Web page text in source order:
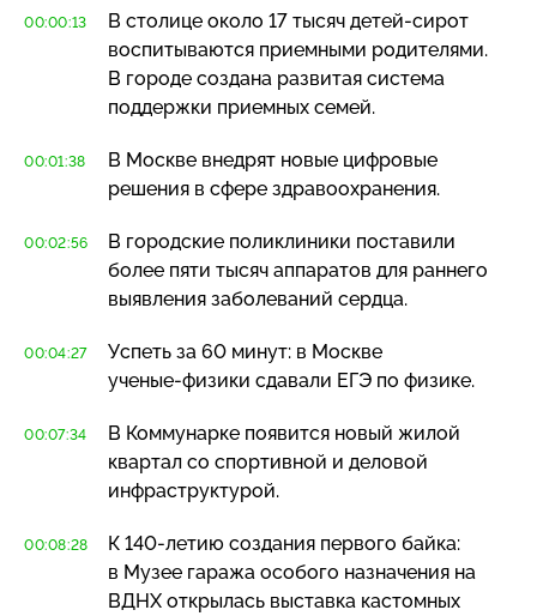
00:00:13 В столице около 17 тысяч детей-сирот
воспитываются приемными родителями.
В городе создана развитая система
поддержки приемных семей.
00:01:38
В Москве внедрят новые цифровые
решения в сфере здравоохранения.
00:02:56
В городские поликлиники поставили
более пяти тысяч аппаратов для раннего
выявления заболеваний сердца.
00:04:27
Успеть за 60 минут: в Москве
ученые-физики сдавали ЕГЭ по физике.
00:07:34
В Коммунарке появится новый жилой
квартал со спортивной и деловой
инфраструктурой.
00:08:28 К 140-летию создания первого байка:
в Музее гаража особого назначения на
ВДНХ открылась выставка кастомных